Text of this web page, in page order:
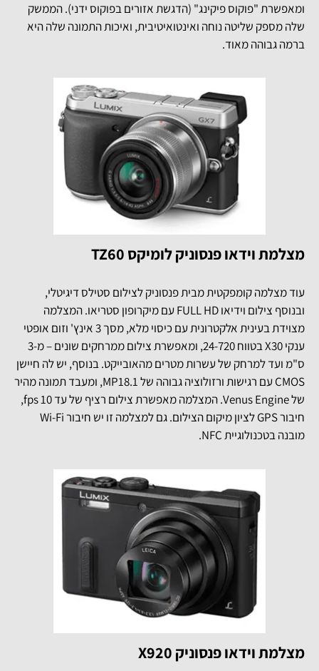
ומאפשרת "פוקוס פיקינג" (הדגשת אזורים בפוקוס ידני). הממשק
שלה מספק שליטה נוחה ואינטואיטיבית, ואיכות התמונה שלה היא
ברמה גבוהה מאוד.
מצלמת וידאו פנסוניק לומיקס TZ60
עוד מצלמה קומפקטית מבית פנסוניק לצילום סטילס דיגיטלי,
ובנוסף צילום וידיאו FULL HD עם מיקרופון סטריאו. המצלמה
מצוידת בעינית אלקטרונית עם כיסוי מלא, מסך 3 אינץ' וזום אופטי
ענקי X30 בטווח 24-720, ומאפשרת צילום ממרחקים שונים – מ-3
ס"מ ועד למרחק של עשרות מטרים מהאובייקט. בנוסף, יש לה חיישן
CMOS עם רגישות ורזולוציה גבוהה של MP18.1, ומעבד תמונה מהיר
של Venus Engine. המצלמה מאפשרת צילום רציף של עד 10 fps,
חיבור GPS לציון מיקום הצילום. גם למצלמה זו יש חיבור Wi-Fi
מובנה בטכנולוגיית NFC.
מצלמת וידאו פנסוניק X920